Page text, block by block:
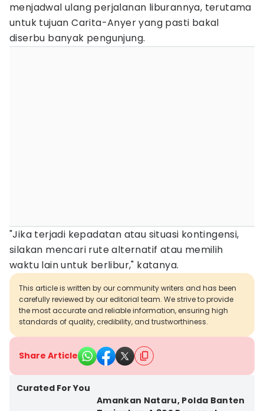
menjadwal ulang perjalanan liburannya, terutama
untuk tujuan Carita-Anyer yang pasti bakal
diserbu banyak pengunjung.
"Jika terjadi kepadatan atau situasi kontingensi,
silakan mencari rute alternatif atau memilih
waktu lain untuk berlibur," katanya.
This article is written by our community writers and has been
carefully reviewed by our editorial team. We strive to provide
the most accurate and reliable information, ensuring high
standards of quality, credibility, and trustworthiness.
Share Article
Curated For You
Amankan Nataru, Polda Banten